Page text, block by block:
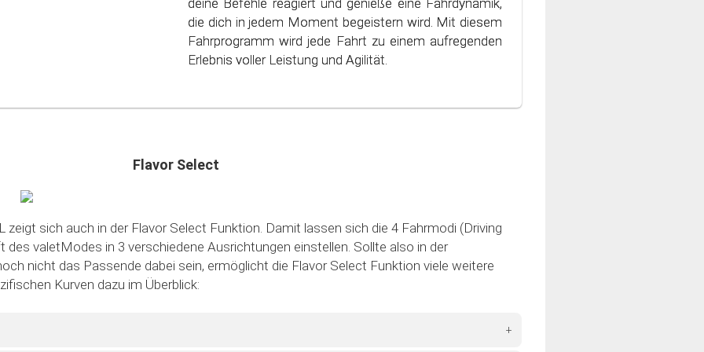
nur deinen Geldbeutel, sondern auch die Umwelt
schonen. Steig ein in die Welt des bewussten und
sparsamen Fahrens!
die dich in jedem Moment begeistern wird. Mit diesem
Fahrprogramm wird jede Fahrt zu einem aufregenden
Erlebnis voller Leistung und Agilität.
Flavor Select
zeigt sich auch in der Flavor Select Funktion. Damit lassen sich die 4 Fahrmodi (Driving
valetModes in 3 verschiedene Ausrichtungen einstellen. Sollte also in der
nicht das Passende dabei sein, ermöglicht die Flavor Select Funktion viele weitere
Kurven dazu im Überblick:
+